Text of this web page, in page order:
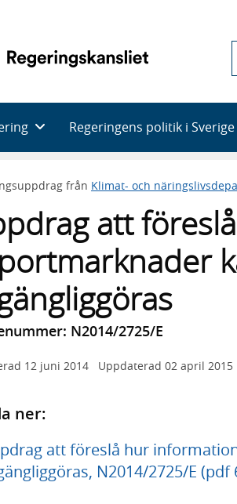
Regeringens politik i Sverige
från Klimat- och
att
N2014/2725/E
12 juni 2014 Uppdaterad 02 april 2015
ner:
att föreslå hur
N2014/2725/E (pdf